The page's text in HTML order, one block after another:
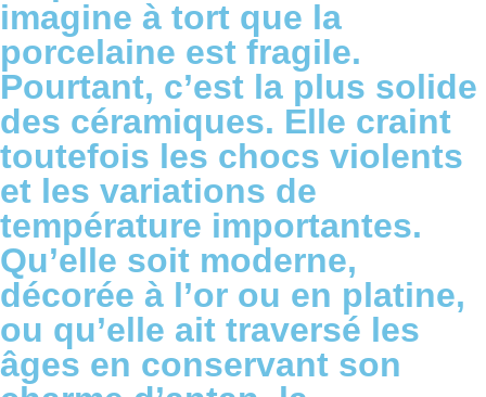
imagine à tort que la
porcelaine est fragile.
Pourtant, c’est la plus solide
des céramiques. Elle craint
toutefois les chocs violents
et les variations de
température importantes.
Qu’elle soit moderne,
décorée à l’or ou en platine,
ou qu’elle ait traversé les
âges en conservant son